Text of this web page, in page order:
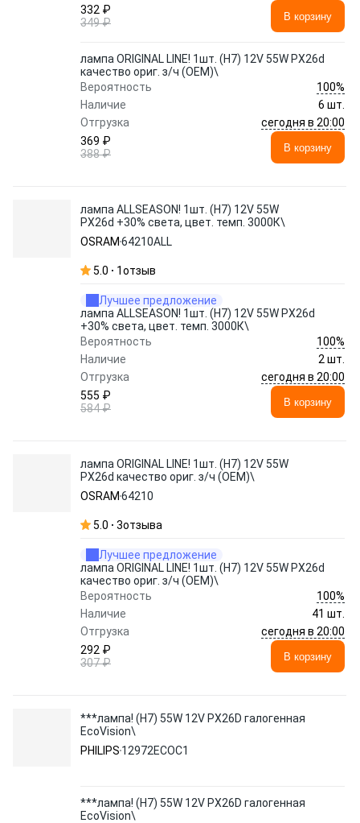
332 ₽
349 ₽
В корзину
лампа ORIGINAL LINE! 1шт. (H7) 12V 55W PX26d
качество ориг. з/ч (ОЕМ)\
Вероятность
100%
Наличие
6 шт.
Отгрузка
сегодня в 20:00
369 ₽
388 ₽
В корзину
лампа ALLSEASON! 1шт. (H7) 12V 55W
PX26d +30% света, цвет. темп. 3000К\
OSRAM 64210ALL
5.0 1отзыв
Лучшее предложение
лампа ALLSEASON! 1шт. (H7) 12V 55W PX26d
+30% света, цвет. темп. 3000К\
Вероятность
100%
Наличие
2 шт.
Отгрузка
сегодня в 20:00
555 ₽
584 ₽
В корзину
лампа ORIGINAL LINE! 1шт. (H7) 12V 55W
PX26d качество ориг. з/ч (ОЕМ)\
OSRAM 64210
5.0 3отзыва
Лучшее предложение
лампа ORIGINAL LINE! 1шт. (H7) 12V 55W PX26d
качество ориг. з/ч (ОЕМ)\
Вероятность
100%
Наличие
41 шт.
Отгрузка
сегодня в 20:00
292 ₽
307 ₽
В корзину
***лампа! (H7) 55W 12V PX26D галогенная
EcoVision\
PHILIPS 12972ECOC1
***лампа! (H7) 55W 12V PX26D галогенная
EcoVision\